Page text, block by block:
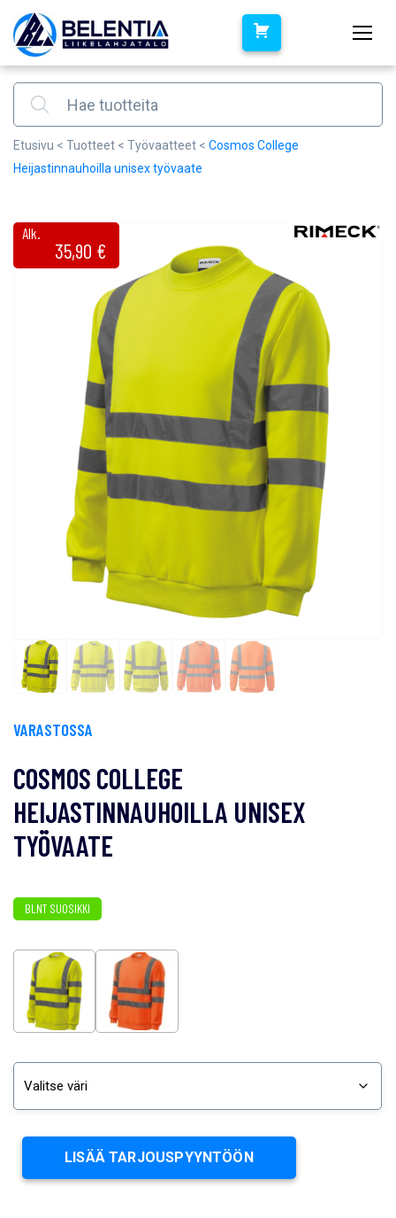
Products search
Etusivu < Tuotteet < Työvaatteet < Cosmos College
Heijastinnauhoilla unisex työvaate
Alk.
35,90 €
VARASTOSSA
COSMOS COLLEGE
HEIJASTINNAUHOILLA UNISEX
TYÖVAATE
BLNT SUOSIKKI
LISÄÄ TARJOUSPYYNTÖÖN